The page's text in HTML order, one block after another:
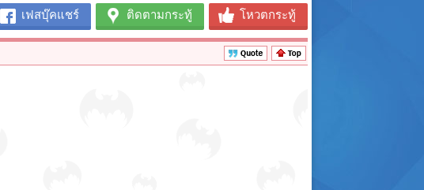
เฟสบุ๊คแชร์ ติดตามกระทู้ โหวตกระทู้